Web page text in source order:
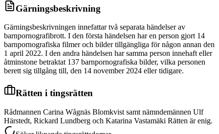
Gärningsbeskrivning
Gärningsbeskrivningen innefattar två separata händelser av
barnpornografibrott. I den första händelsen har en person gjort 14
barnpornografiska filmer och bilder tillgängliga för någon annan den
1 april 2022. I den andra händelsen har samma person innehaft eller
åtminstone betraktat 137 barnpornografiska bilder, vilka personen
berett sig tillgång till, den 14 november 2024 eller tidigare.
Rätten i tingsrätten
Rådmannen Carina Wågnäs Blomkvist samt nämndemännen Ulf
Härstedt, Rickard Lundberg och Katarina Vastamäki Rätten är enig.